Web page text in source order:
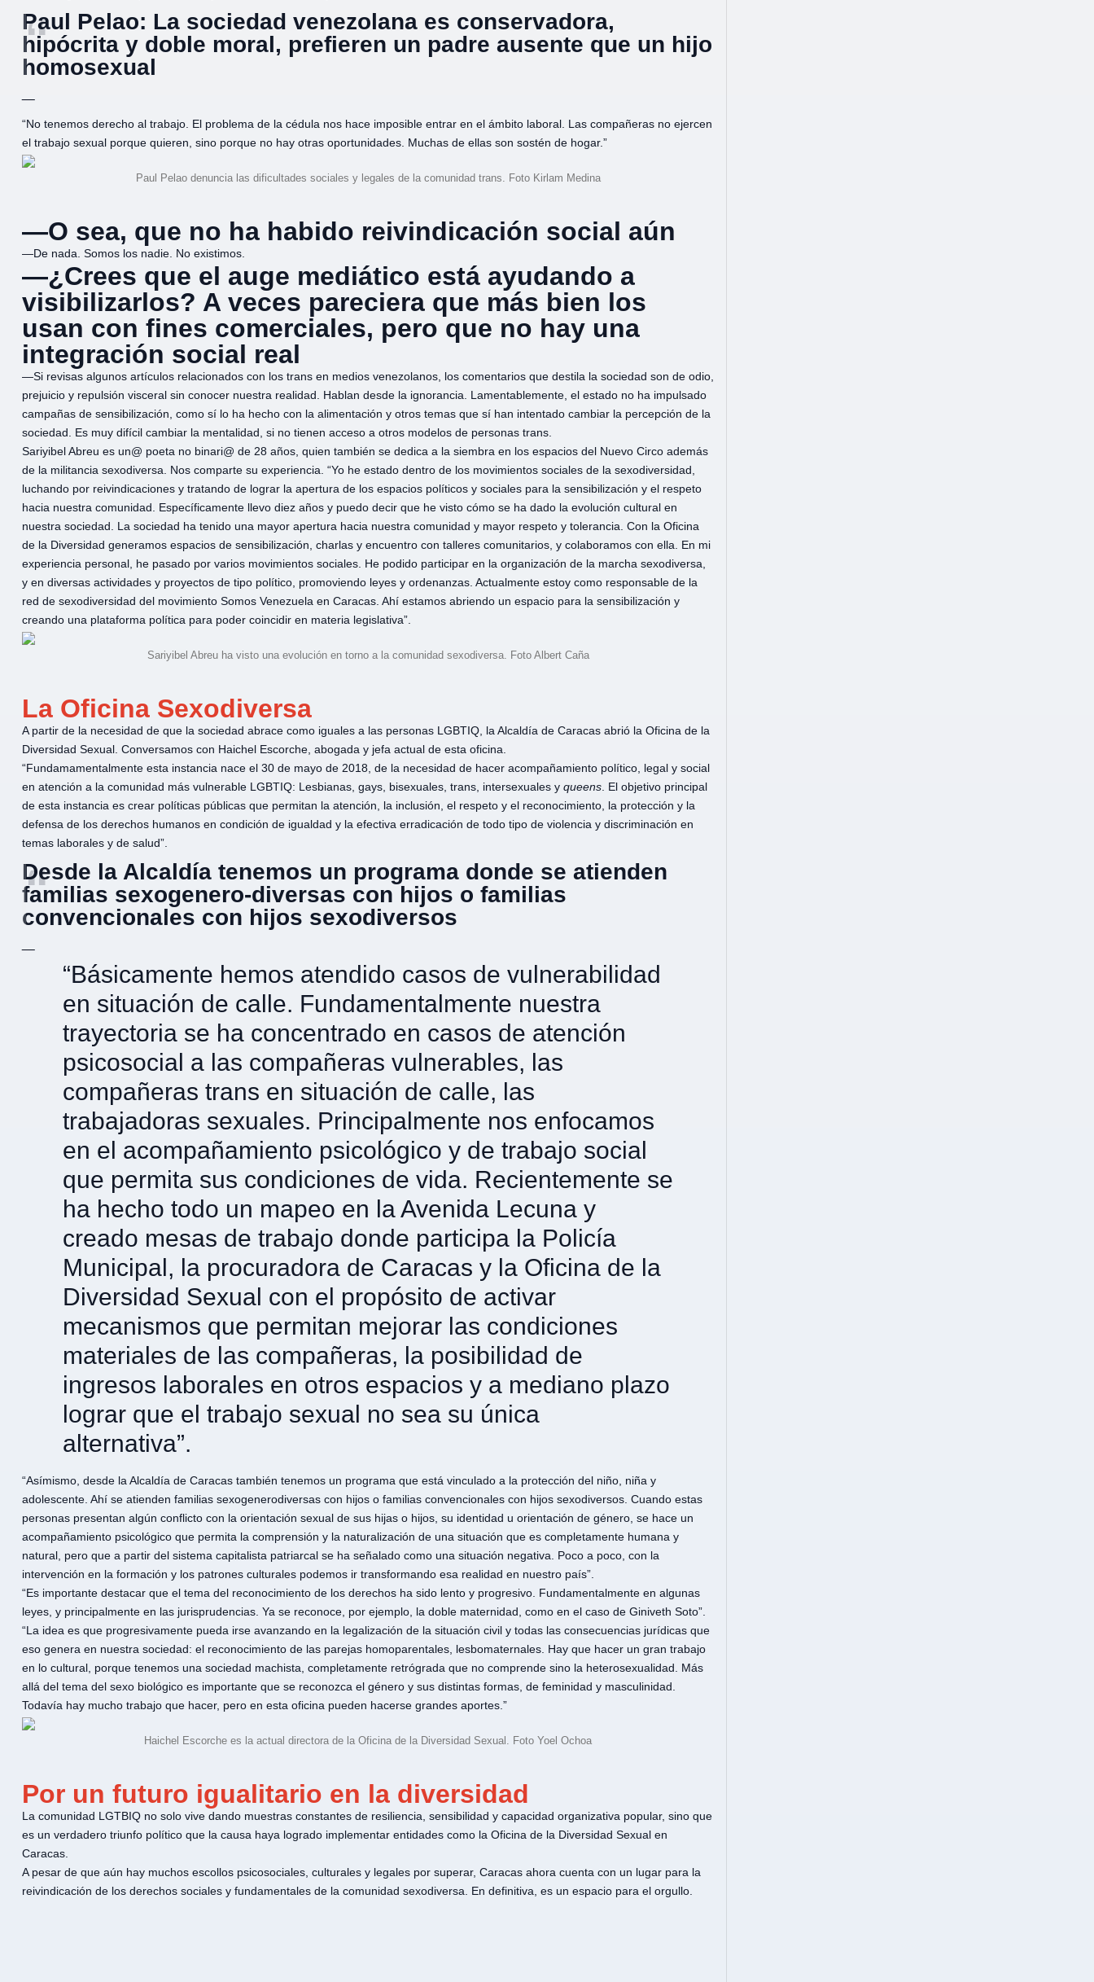
Paul Pelao: La sociedad venezolana es conservadora,
hipócrita y doble moral, prefieren un padre ausente que un hijo
homosexual
“No tenemos derecho al trabajo. El problema de la cédula nos hace imposible entrar en el ámbito laboral. Las compañeras no ejercen
el trabajo sexual porque quieren, sino porque no hay otras oportunidades. Muchas de ellas son sostén de hogar.”
Paul Pelao denuncia las dificultades sociales y legales de la comunidad trans. Foto Kirlam Medina
—O sea, que no ha habido reivindicación social aún
—De nada. Somos los nadie. No existimos.
—¿Crees que el auge mediático está ayudando a
visibilizarlos? A veces pareciera que más bien los
usan con fines comerciales, pero que no hay una
integración social real
—Si revisas algunos artículos relacionados con los trans en medios venezolanos, los comentarios que destila la sociedad son de odio,
prejuicio y repulsión visceral sin conocer nuestra realidad. Hablan desde la ignorancia. Lamentablemente, el estado no ha impulsado
campañas de sensibilización, como sí lo ha hecho con la alimentación y otros temas que sí han intentado cambiar la percepción de la
sociedad. Es muy difícil cambiar la mentalidad, si no tienen acceso a otros modelos de personas trans.
Sariyibel Abreu es un@ poeta no binari@ de 28 años, quien también se dedica a la siembra en los espacios del Nuevo Circo además
de la militancia sexodiversa. Nos comparte su experiencia. “Yo he estado dentro de los movimientos sociales de la sexodiversidad,
luchando por reivindicaciones y tratando de lograr la apertura de los espacios políticos y sociales para la sensibilización y el respeto
hacia nuestra comunidad. Específicamente llevo diez años y puedo decir que he visto cómo se ha dado la evolución cultural en
nuestra sociedad. La sociedad ha tenido una mayor apertura hacia nuestra comunidad y mayor respeto y tolerancia. Con la Oficina
de la Diversidad generamos espacios de sensibilización, charlas y encuentro con talleres comunitarios, y colaboramos con ella. En mi
experiencia personal, he pasado por varios movimientos sociales. He podido participar en la organización de la marcha sexodiversa,
y en diversas actividades y proyectos de tipo político, promoviendo leyes y ordenanzas. Actualmente estoy como responsable de la
red de sexodiversidad del movimiento Somos Venezuela en Caracas. Ahí estamos abriendo un espacio para la sensibilización y
creando una plataforma política para poder coincidir en materia legislativa”.
Sariyibel Abreu ha visto una evolución en torno a la comunidad sexodiversa. Foto Albert Caña
La Oficina Sexodiversa
A partir de la necesidad de que la sociedad abrace como iguales a las personas LGBTIQ, la Alcaldía de Caracas abrió la Oficina de la
Diversidad Sexual. Conversamos con Haichel Escorche, abogada y jefa actual de esta oficina.
“Fundamamentalmente esta instancia nace el 30 de mayo de 2018, de la necesidad de hacer acompañamiento político, legal y social
en atención a la comunidad más vulnerable LGBTIQ: Lesbianas, gays, bisexuales, trans, intersexuales y queens . El objetivo principal
de esta instancia es crear políticas públicas que permitan la atención, la inclusión, el respeto y el reconocimiento, la protección y la
defensa de los derechos humanos en condición de igualdad y la efectiva erradicación de todo tipo de violencia y discriminación en
temas laborales y de salud”.
Desde la Alcaldía tenemos un programa donde se atienden
familias sexogenero-diversas con hijos o familias
convencionales con hijos sexodiversos
“Básicamente hemos atendido casos de vulnerabilidad
en situación de calle. Fundamentalmente nuestra
trayectoria se ha concentrado en casos de atención
psicosocial a las compañeras vulnerables, las
compañeras trans en situación de calle, las
trabajadoras sexuales. Principalmente nos enfocamos
en el acompañamiento psicológico y de trabajo social
que permita sus condiciones de vida. Recientemente se
ha hecho todo un mapeo en la Avenida Lecuna y
creado mesas de trabajo donde participa la Policía
Municipal, la procuradora de Caracas y la Oficina de la
Diversidad Sexual con el propósito de activar
mecanismos que permitan mejorar las condiciones
materiales de las compañeras, la posibilidad de
ingresos laborales en otros espacios y a mediano plazo
lograr que el trabajo sexual no sea su única
alternativa”.
“Asímismo, desde la Alcaldía de Caracas también tenemos un programa que está vinculado a la protección del niño, niña y
adolescente. Ahí se atienden familias sexogenerodiversas con hijos o familias convencionales con hijos sexodiversos. Cuando estas
personas presentan algún conflicto con la orientación sexual de sus hijas o hijos, su identidad u orientación de género, se hace un
acompañamiento psicológico que permita la comprensión y la naturalización de una situación que es completamente humana y
natural, pero que a partir del sistema capitalista patriarcal se ha señalado como una situación negativa. Poco a poco, con la
intervención en la formación y los patrones culturales podemos ir transformando esa realidad en nuestro país”.
“Es importante destacar que el tema del reconocimiento de los derechos ha sido lento y progresivo. Fundamentalmente en algunas
leyes, y principalmente en las jurisprudencias. Ya se reconoce, por ejemplo, la doble maternidad, como en el caso de Giniveth Soto”.
“La idea es que progresivamente pueda irse avanzando en la legalización de la situación civil y todas las consecuencias jurídicas que
eso genera en nuestra sociedad: el reconocimiento de las parejas homoparentales, lesbomaternales. Hay que hacer un gran trabajo
en lo cultural, porque tenemos una sociedad machista, completamente retrógrada que no comprende sino la heterosexualidad. Más
allá del tema del sexo biológico es importante que se reconozca el género y sus distintas formas, de feminidad y masculinidad.
Todavía hay mucho trabajo que hacer, pero en esta oficina pueden hacerse grandes aportes.”
Haichel Escorche es la actual directora de la Oficina de la Diversidad Sexual. Foto Yoel Ochoa
Por un futuro igualitario en la diversidad
La comunidad LGTBIQ no solo vive dando muestras constantes de resiliencia, sensibilidad y capacidad organizativa popular, sino que
es un verdadero triunfo político que la causa haya logrado implementar entidades como la Oficina de la Diversidad Sexual en
Caracas.
A pesar de que aún hay muchos escollos psicosociales, culturales y legales por superar, Caracas ahora cuenta con un lugar para la
reivindicación de los derechos sociales y fundamentales de la comunidad sexodiversa. En definitiva, es un espacio para el orgullo.